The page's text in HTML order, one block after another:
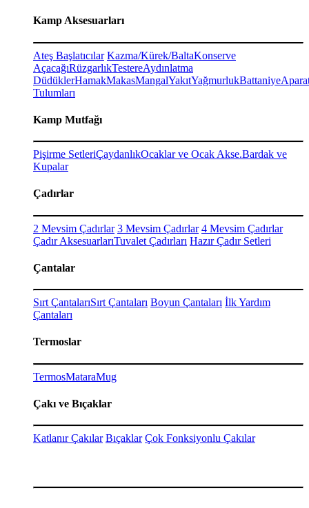
Kamp Aksesuarları
Ateş Başlatıcılar Kazma/Kürek/BaltaKonserve
AçacağıRüzgarlıkTestereAydınlatma
DüdüklerHamakMakasMangalYakıtYağmurlukBattaniye
Tulumları
Kamp Mutfağı
Pişirme SetleriÇaydanlıkOcaklar ve Ocak Akse.Bardak ve
Kupalar
Çadırlar
2 Mevsim Çadırlar 3 Mevsim Çadırlar 4 Mevsim Çadırlar
Çadır AksesuarlarıTuvalet Çadırları Hazır Çadır Setleri
Çantalar
Sırt ÇantalarıSırt Çantaları Boyun Çantaları İlk Yardım
Çantaları
Termoslar
TermosMataraMug
Çakı ve Bıçaklar
Katlanır Çakılar Bıçaklar Çok Fonksiyonlu Çakılar